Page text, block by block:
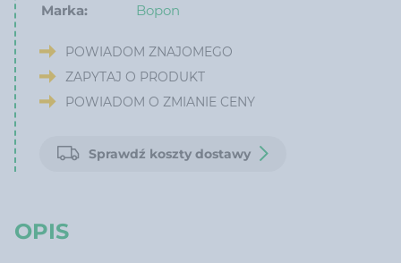
Marka:
Bopon
POWIADOM ZNAJOMEGO
ZAPYTAJ O PRODUKT
POWIADOM O ZMIANIE CENY
Sprawdź koszty dostawy
OPIS